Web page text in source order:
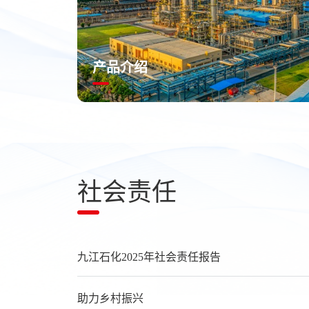
产品介绍
社会责任
九江石化2025年社会责任报告
助力乡村振兴